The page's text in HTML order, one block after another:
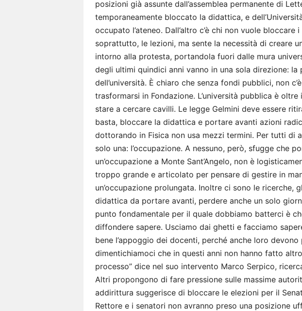
posizioni già assunte dall’assemblea permanente di
temporaneamente bloccato la didattica, e
occupato l’ateneo. Dall’altro c’è chi non vuole bloccare
soprattutto, le lezioni, ma sente la necessità di creare
intorno alla protesta, portandola fuori dalle mura
degli ultimi quindici anni vanno in una sola direzione: la
dell’università. È chiaro che senza fondi pubblici, non
trasformarsi in Fondazione. L’università pubblica è
stare a cercare cavilli. Le legge Gelmini deve essere
basta, bloccare la didattica e portare avanti azioni
dottorando in Fisica non usa mezzi termini. Per tutti di
solo una: l’occupazione. A nessuno, però, sfugge che
un’occupazione a Monte Sant’Angelo, non è
troppo grande e articolato per pensare di gestire in
un’occupazione prolungata. Inoltre ci sono le ricerche,
didattica da portare avanti, perdere anche un solo
punto fondamentale per il quale dobbiamo batterci è
diffondere sapere. Usciamo dai ghetti e facciamo
bene l’appoggio dei docenti, perché anche loro
dimentichiamoci che in questi anni non hanno fatto
processo” dice nel suo intervento Marco Serpico,
Altri propongono di fare pressione sulle massime
addirittura suggerisce di bloccare le elezioni per il
Rettore e i senatori non avranno preso una posizione